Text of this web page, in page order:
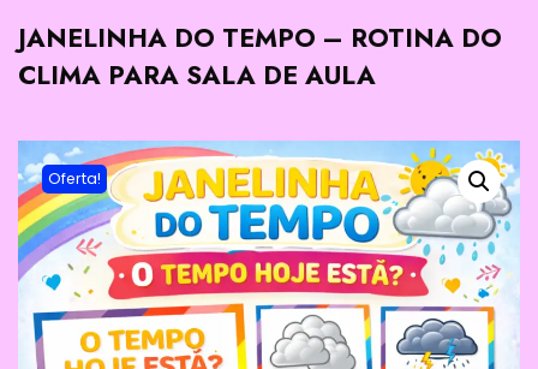
JANELINHA DO TEMPO – ROTINA DO
CLIMA PARA SALA DE AULA
Oferta!